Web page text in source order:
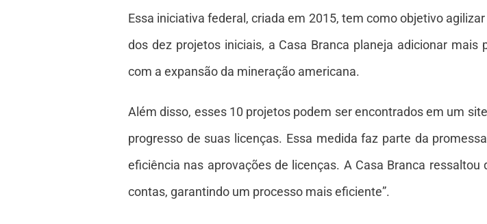
Essa iniciativa federal, criada em 2015, tem como objetivo
dos dez projetos iniciais, a Casa Branca planeja adicionar
com a expansão da mineração americana.
Além disso, esses 10 projetos podem ser encontrados em um
progresso de suas licenças. Essa medida faz parte da
eficiência nas aprovações de licenças. A Casa Branca
contas, garantindo um processo mais eficiente”.